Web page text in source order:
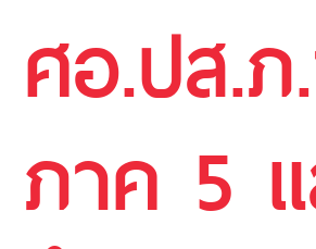
ศอ.ปส.
ภาค 5